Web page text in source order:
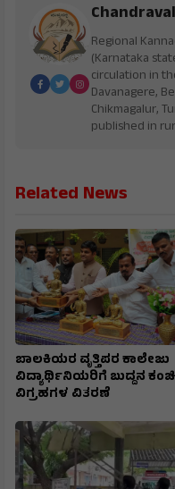
Regional
(Karnataka
circulation in
Davanagere,
Chikmagalur,
published in
Related News
ಬಾಲಕಿಯರ ವೃತ್ತಿಪರ ಕಾಲೇಜು
ವಿದ್ಯಾರ್ಥಿನಿಯರಿಗೆ ಬುದ್ದನ
ವಿಗ್ರಹಗಳ ವಿತರಣೆ